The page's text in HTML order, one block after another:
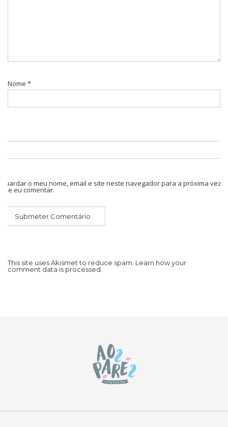
Nome *
Guardar o meu nome, email e site neste navegador para a próxima vez
que eu comentar.
This site uses Akismet to reduce spam. Learn how your
comment data is processed.